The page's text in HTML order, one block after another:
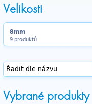
Velikosti
8mm
9 produktů
Vybrané produkty